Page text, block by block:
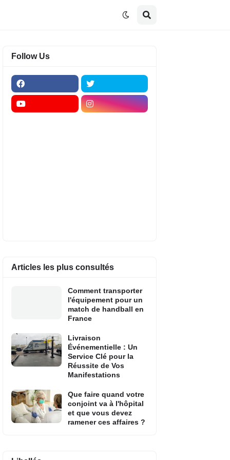
Follow Us
Articles les plus consultés
Comment transporter
l'équipement pour un
match de handball en
France
Livraison
Événementielle : Un
Service Clé pour la
Réussite de Vos
Manifestations
Que faire quand votre
conjoint va à l'hôpital
et que vous devez
ramener ces affaires ?